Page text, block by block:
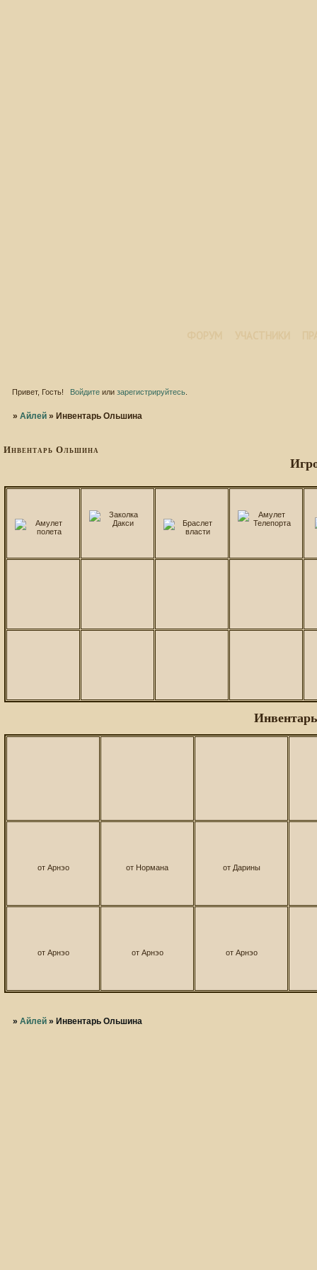
Привет, Гость! Войдитеили зарегистрируйтесь.
»Айлей » Инвентарь Ольшина
Инвентарь Ольшина
от Арнэо от Нормана от Дарины
от Арнэо от Арнэо от Арнэо
»Айлей » Инвентарь Ольшина